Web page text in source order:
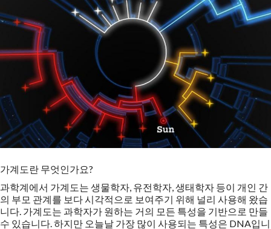
가계도란 무엇인가요?
과학계에서 가계도는 생물학자, 유전학자, 생태학자 등이 개인 간
의 부모 관계를 보다 시각적으로 보여주기 위해 널리 사용해 왔습
니다. 가계도는 과학자가 원하는 거의 모든 특성을 기반으로 만들
수 있습니다. 하지만 오늘날 가장 많이 사용되는 특성은 DNA입니